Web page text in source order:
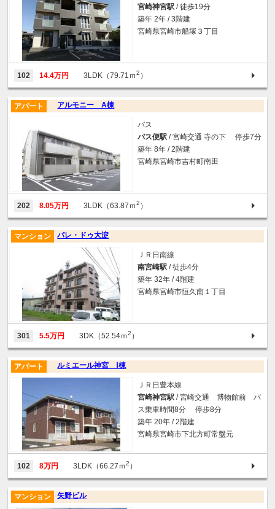
宮崎神宮駅 / 徒歩19分
築年 2年 / 3階建
宮崎県宮崎市船塚３丁目
102 14.4万円 3LDK（79.71ｍ2 ）
アルモニー A棟
アパート
バス
バス便駅 / 宮崎交通 寺の下 停歩7分
築年 8年 / 2階建
宮崎県宮崎市吉村町南田
202 8.05万円 3LDK（63.87ｍ2 ）
パレ・ドゥ大淀
マンション
ＪＲ日南線
南宮崎駅 / 徒歩4分
築年 32年 / 4階建
宮崎県宮崎市恒久南１丁目
301 5.5万円 3DK（52.54ｍ2 ）
ルミエール神宮 Ⅰ棟
アパート
ＪＲ日豊本線
宮崎神宮駅 / 宮崎交通 博物館前 バ
ス乗車時間8分 停歩8分
築年 20年 / 2階建
宮崎県宮崎市下北方町常盤元
102 8万円 3LDK（66.27ｍ2 ）
矢野ビル
マンション